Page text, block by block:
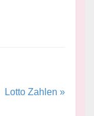
Lotto Zahlen »